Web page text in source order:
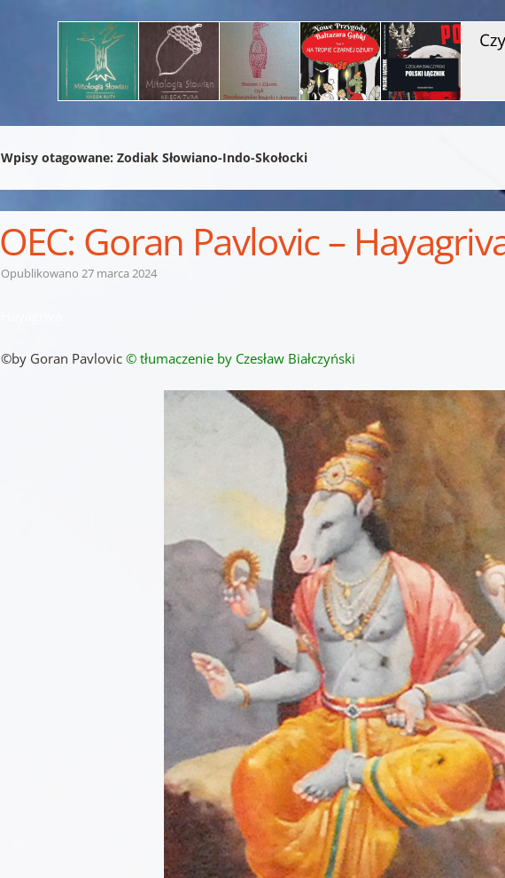
Wpisy otagowane:Zodiak Słowiano-Indo-Skołocki
OEC: Goran Pavlovic –
Opublikowano27 marca 2024
©by Goran Pavlovic© tłumaczenie by Czesław Białczyński